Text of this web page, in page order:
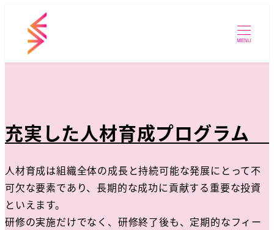
MENU
充実した人材育成プログラム
人材育成は組織全体の成長と持続可能な発展にとって不
可欠な要素であり、長期的な成功に貢献する重要な投資
といえます。
研修の実施だけでなく、研修終了後も、定期的なフィー